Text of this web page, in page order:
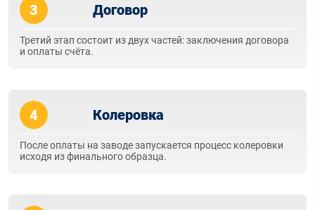
3 Договор
Третий этап состоит из двух частей: заключения договора
и оплаты счёта.
4 Колеровка
После оплаты на заводе запускается процесс колеровки
исходя из финального образца.